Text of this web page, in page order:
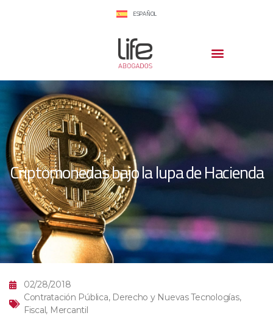
ESPAÑOL
Criptomonedas bajo la lupa de Hacienda
02/28/2018
Contratación Pública, Derecho y Nuevas Tecnologías,
Fiscal, Mercantil